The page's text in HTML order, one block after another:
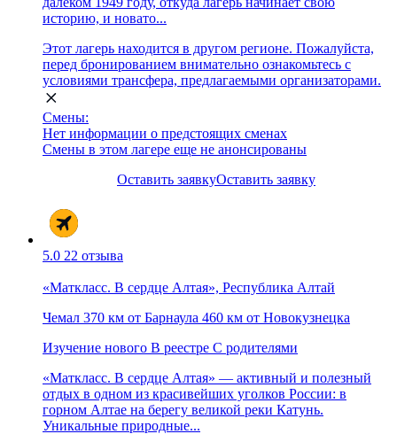
историю, и новато...
Этот лагерь находится в другом регионе. Пожалуйста,
перед бронированием внимательно ознакомьтесь с
условиями трансфера, предлагаемыми организаторами.
Смены:
Нет информации о предстоящих сменах
Смены в этом лагере еще не анонсированы
Оставить заявкуОставить заявку
5.0 22 отзыва
«Маткласс. В сердце Алтая», Республика Алтай
Чемал 370 км от Барнаула 460 км от Новокузнецка
Изучение нового В реестре С родителями
«Маткласс. В сердце Алтая» — активный и полезный
отдых в одном из красивейших уголков России: в
горном Алтае на берегу великой реки Катунь.
Уникальные природные...